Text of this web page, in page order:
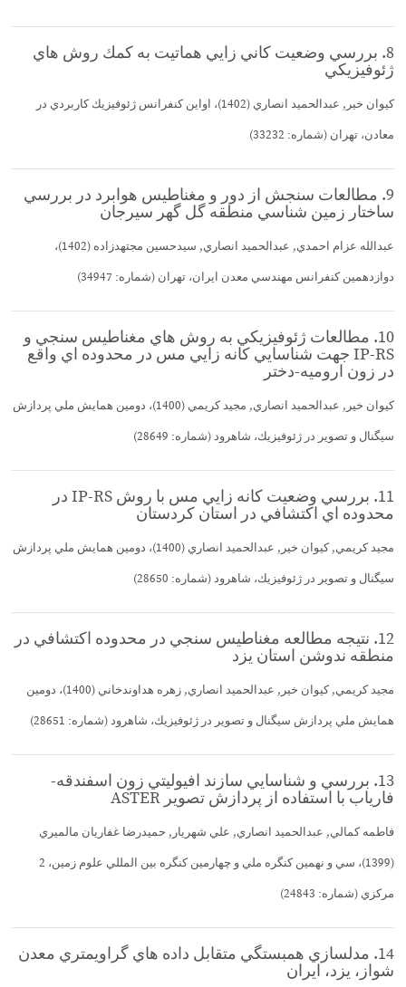
8. بررسي وضعيت كاني زايي هماتيت به كمك روش هاي
ژئوفيزيكي
كيوان خير, عبدالحميد انصاري (1402)، اواين كنفرانس ژئوفيزيك كاربردي در
معادن، تهران (شماره: 33232)
9. مطالعات سنجش از دور و مغناطيس هوابرد در بررسي
ساختار زمين شناسي منطقه گل گهر سيرجان
عبدالله عزام احمدي, عبدالحميد انصاري, سيدحسين مجتهدزاده (1402)،
دوازدهمين كنفرانس مهندسي معدن ايران، تهران (شماره: 34947)
10. مطالعات ژئوفيزيكي به روش هاي مغناطيس سنجي و
IP-RS جهت شناسايي كانه زايي مس در محدوده اي واقع
در زون اروميه-دختر
كيوان خير, عبدالحميد انصاري, مجيد كريمي (1400)، دومين همايش ملي پردازش
سيگنال و تصوير در ژئوفيزيك، شاهرود (شماره: 28649)
11. بررسي وضعيت كانه زايي مس با روش IP-RS در
محدوده اي اكتشافي در استان كردستان
مجيد كريمي, كيوان خير, عبدالحميد انصاري (1400)، دومين همايش ملي پردازش
سيگنال و تصوير در ژئوفيزيك، شاهرود (شماره: 28650)
12. نتيجه مطالعه مغناطيس سنجي در محدوده اكتشافي در
منطقه ندوشن استان يزد
مجيد كريمي, كيوان خير, عبدالحميد انصاري, زهره هداوندخاني (1400)، دومين
همايش ملي پردازش سيگنال و تصوير در ژئوفيزيك، شاهرود (شماره: 28651)
13. بررسي و شناسايي سازند افيوليتي زون اسفندقه-
فارياب با استفاده از پردازش تصوير ASTER
فاطمه كمالي, عبدالحميد انصاري, علي شهريار, حميدرضا غفاريان مالميري
(1399)، سي و نهمين كنگره ملي و چهارمين كنگره بين المللي علوم زمين، 2
مركزي (شماره: 24843)
14. مدلسازي همبستگي متقابل داده هاي گراويمتري معدن
شواز، يزد، ايران